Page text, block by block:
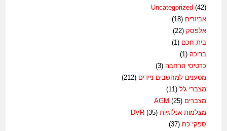
Uncategorized (42)
אביזרים (18)
אלפסק (22)
בית חכם (1)
בריכה (1)
כרטיסי הרחבה (3)
מטענים למחשבים ניידים (212)
מצברי ג'ל (11)
מצברים AGM(25)
מצלמות אנלוגיות DVR(35)
ספקי כח (37)